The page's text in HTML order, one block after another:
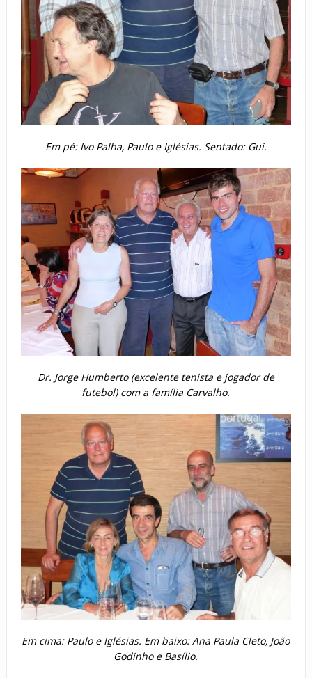
Em pé: Ivo Palha, Paulo e Iglésias. Sentado: Gui.
Dr. Jorge Humberto (excelente tenista e jogador de
futebol) com a família Carvalho.
Em cima: Paulo e Iglésias. Em baixo: Ana Paula Cleto, João
Godinho e Basílio.